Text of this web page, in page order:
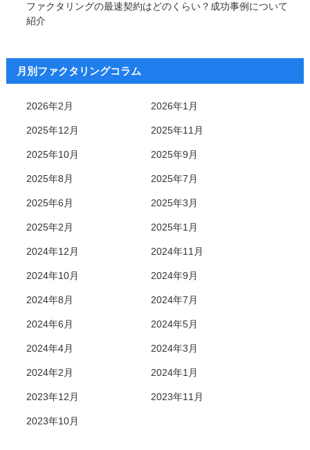
ファクタリングの最速契約はどのくらい？成功事例について
紹介
月別ファクタリングコラム
2026年2月 2026年1月
2025年12月 2025年11月
2025年10月 2025年9月
2025年8月 2025年7月
2025年6月 2025年3月
2025年2月 2025年1月
2024年12月 2024年11月
2024年10月 2024年9月
2024年8月 2024年7月
2024年6月 2024年5月
2024年4月 2024年3月
2024年2月 2024年1月
2023年12月 2023年11月
2023年10月